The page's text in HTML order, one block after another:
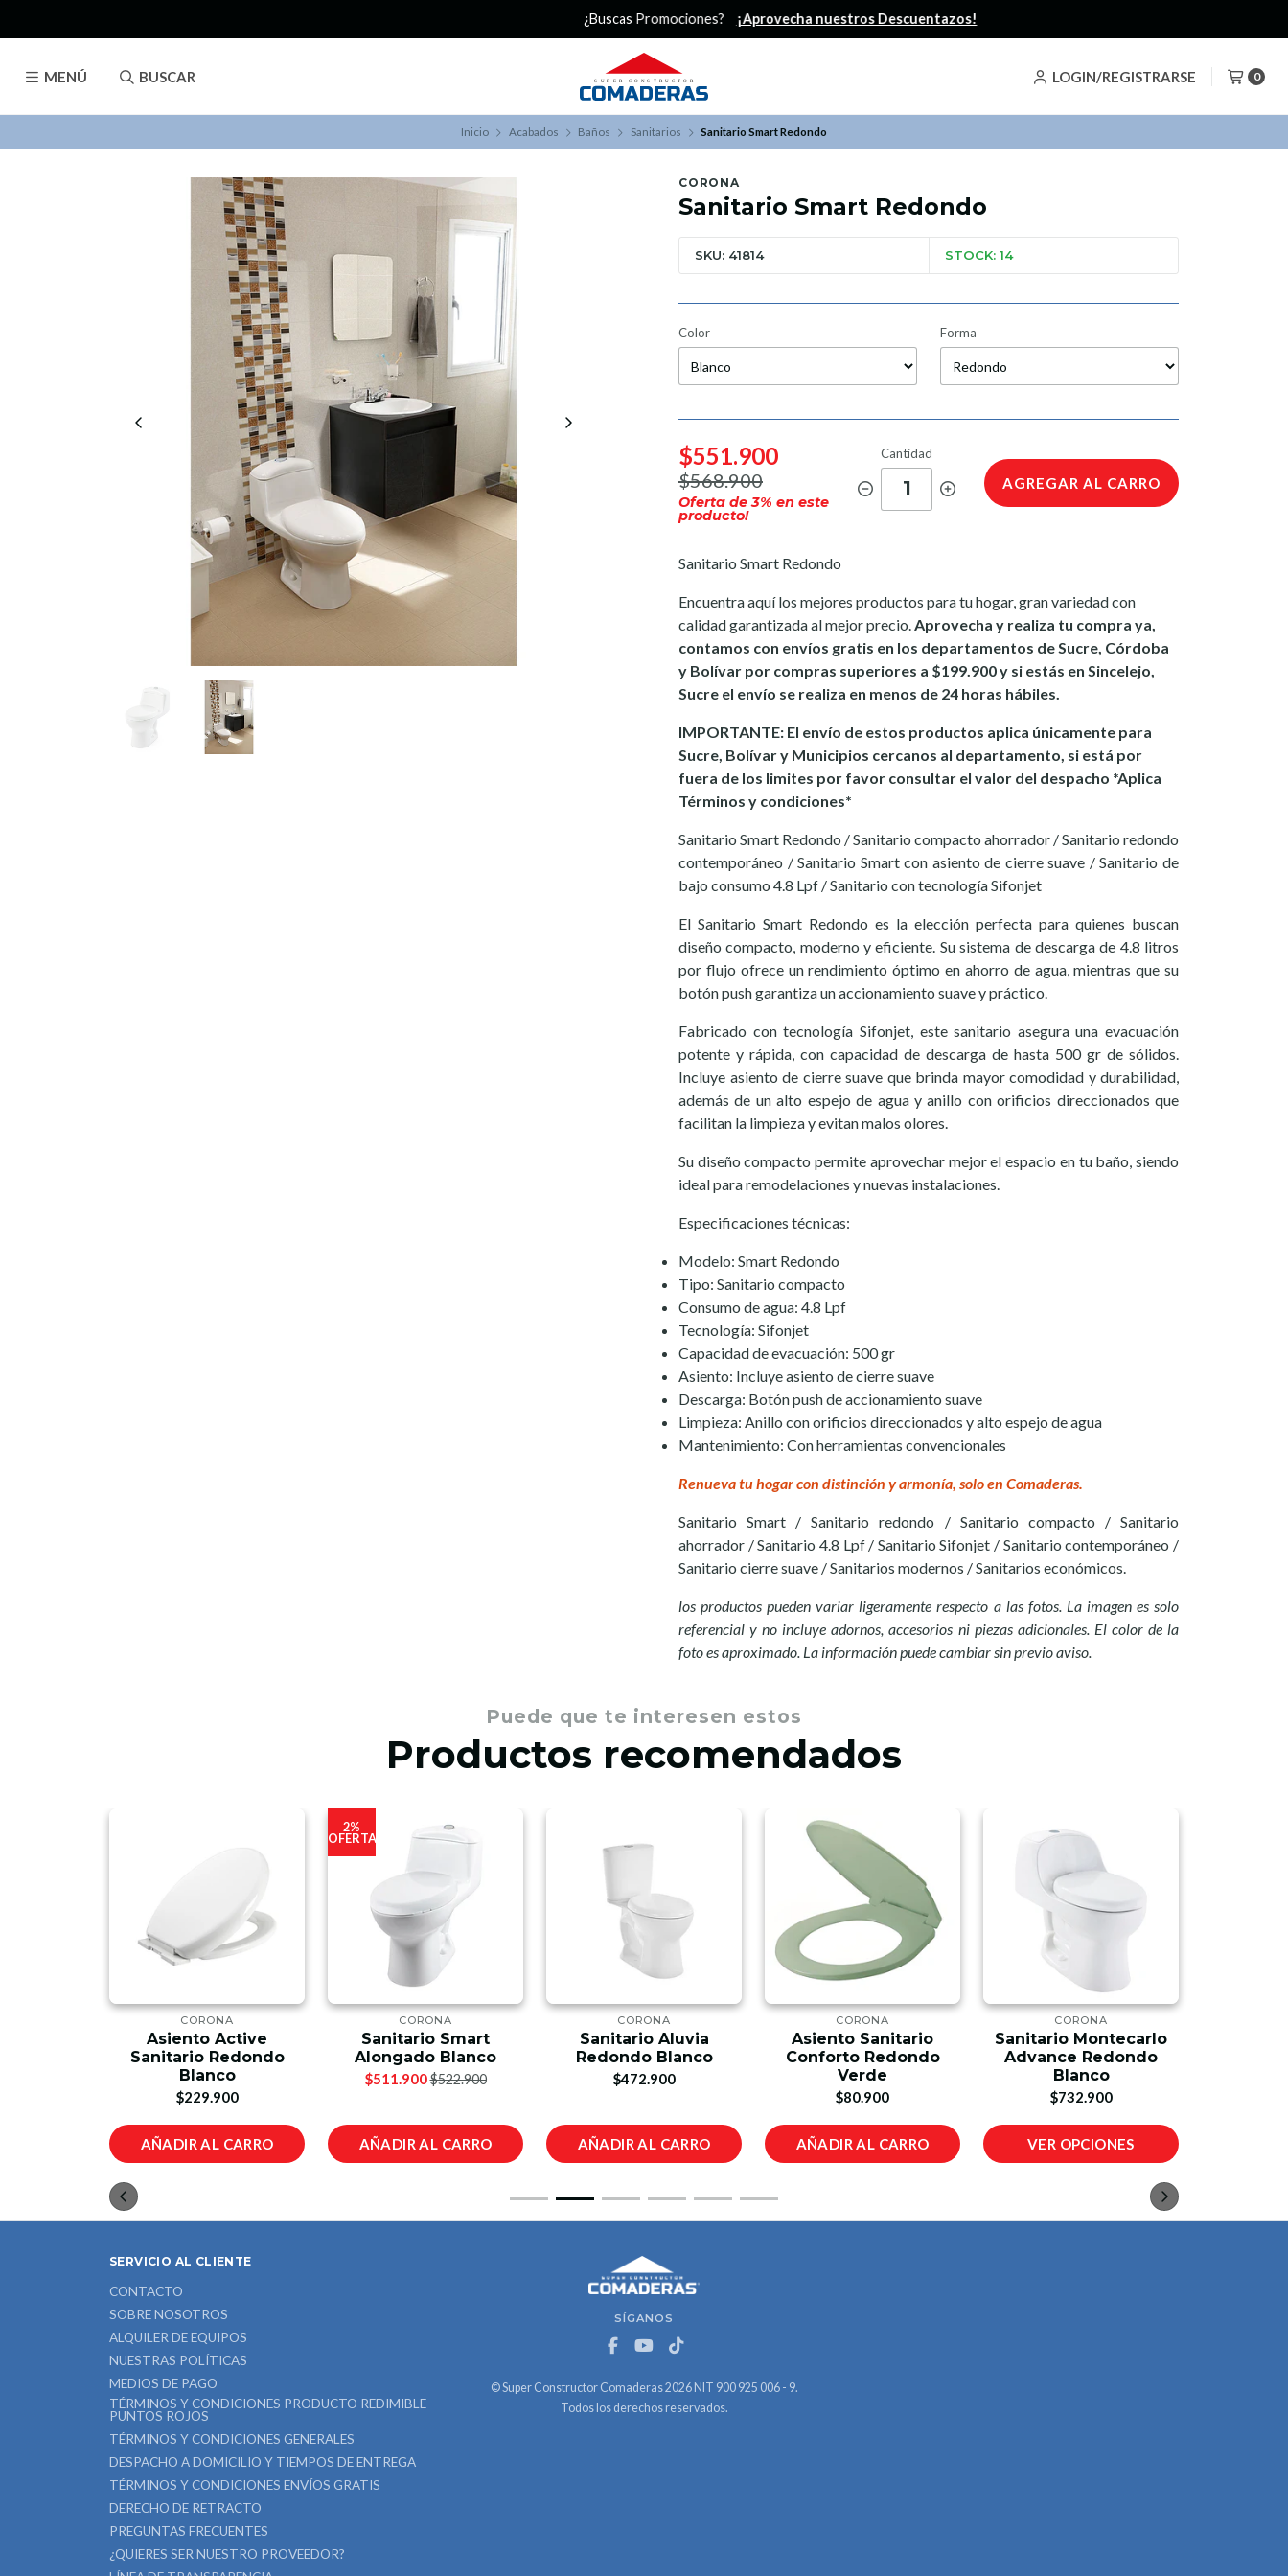
MENÚ BUSCAR LOGIN/REGISTRARSE 0
¿Buscas Promociones? ¡Aprovecha nuestros Descuentazos!
Inicio Acabados Baños Sanitarios Sanitario Smart Redondo
CORONA
Sanitario Smart Redondo
SKU: 41814 STOCK: 14
Color Forma
$551.900
$568.900
Oferta de3% en este
producto!
Cantidad
1 AGREGAR AL CARRO
Sanitario Smart Redondo
Encuentra aquí los mejores productos para tu hogar, gran variedad con
calidad garantizada al mejor precio.Aprovecha y realiza tu compra ya,
contamos con envíos gratis en los departamentos de Sucre, Córdoba
y Bolívar por compras superiores a $199.900 y si estás en Sincelejo,
Sucre el envío se realiza en menos de 24 horas hábiles.
IMPORTANTE: El envío de estos productos aplica únicamente para
Sucre, Bolívar y Municipios cercanos al departamento, si está por
fuera de los limites por favor consultar el valor del despacho *Aplica
Términos y condiciones*
Sanitario Smart Redondo / Sanitario compacto ahorrador / Sanitario redondo
contemporáneo / Sanitario Smart con asiento de cierre suave / Sanitario de
bajo consumo 4.8 Lpf / Sanitario con tecnología Sifonjet
El Sanitario Smart Redondo es la elección perfecta para quienes buscan
diseño compacto, moderno y eficiente. Su sistema de descarga de 4.8 litros
por flujo ofrece un rendimiento óptimo en ahorro de agua, mientras que su
botón push garantiza un accionamiento suave y práctico.
Fabricado con tecnología Sifonjet, este sanitario asegura una evacuación
potente y rápida, con capacidad de descarga de hasta 500 gr de sólidos.
Incluye asiento de cierre suave que brinda mayor comodidad y durabilidad,
además de un alto espejo de agua y anillo con orificios direccionados que
facilitan la limpieza y evitan malos olores.
Su diseño compacto permite aprovechar mejor el espacio en tu baño, siendo
ideal para remodelaciones y nuevas instalaciones.
Especificaciones técnicas:
Modelo: Smart Redondo
Tipo: Sanitario compacto
Consumo de agua: 4.8 Lpf
Tecnología: Sifonjet
Capacidad de evacuación: 500 gr
Asiento: Incluye asiento de cierre suave
Descarga: Botón push de accionamiento suave
Limpieza: Anillo con orificios direccionados y alto espejo de agua
Mantenimiento: Con herramientas convencionales
Renueva tu hogar con distinción y armonía, solo en Comaderas.
Sanitario Smart / Sanitario redondo / Sanitario compacto / Sanitario
ahorrador / Sanitario 4.8 Lpf / Sanitario Sifonjet / Sanitario contemporáneo /
Sanitario cierre suave / Sanitarios modernos / Sanitarios económicos.
los productos pueden variar ligeramente respecto a las fotos. La imagen es solo
referencial y no incluye adornos, accesorios ni piezas adicionales. El color de la
foto es aproximado. La información puede cambiar sin previo aviso.
Puede que te interesen estos
Productos recomendados
CORONA
Asiento Active
Sanitario Redondo
Blanco
$229.900
AÑADIR AL CARRO
2%
OFERTA
CORONA
Sanitario Smart
Alongado Blanco
$511.900$522.900
AÑADIR AL CARRO
CORONA
Sanitario Aluvia
Redondo Blanco
$472.900
AÑADIR AL CARRO
CORONA
Asiento Sanitario
Conforto Redondo
Verde
$80.900
AÑADIR AL CARRO
CORONA
Sanitario Montecarlo
Advance Redondo
Blanco
$732.900
VER OPCIONES
SÍGANOS
© Super Constructor Comaderas 2026 NIT 900 925 006 - 9.
Todos los derechos reservados.
SERVICIO AL CLIENTE
CONTACTO
SOBRE NOSOTROS
ALQUILER DE EQUIPOS
NUESTRAS POLÍTICAS
MEDIOS DE PAGO
TÉRMINOS Y CONDICIONES PRODUCTO REDIMIBLE
PUNTOS ROJOS
TÉRMINOS Y CONDICIONES GENERALES
DESPACHO A DOMICILIO Y TIEMPOS DE ENTREGA
TÉRMINOS Y CONDICIONES ENVÍOS GRATIS
DERECHO DE RETRACTO
PREGUNTAS FRECUENTES
¿QUIERES SER NUESTRO PROVEEDOR?